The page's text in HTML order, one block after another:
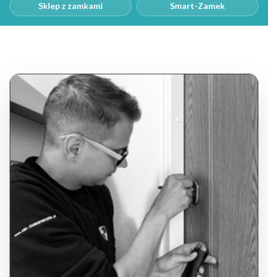
Sklep z zamkami Smart-Zamek